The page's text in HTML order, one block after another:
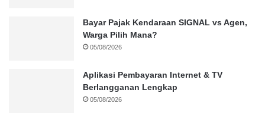
Bayar Pajak Kendaraan SIGNAL vs Agen,
Warga Pilih Mana?
05/08/2026
Aplikasi Pembayaran Internet & TV
Berlangganan Lengkap
05/08/2026